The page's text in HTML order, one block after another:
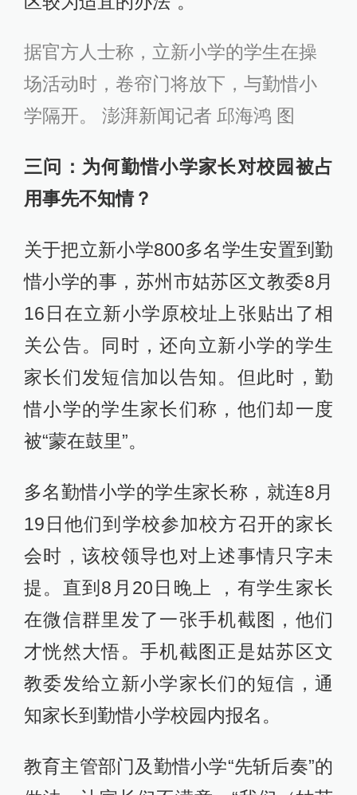
据官方人士称，立新小学的学生在操
场活动时，卷帘门将放下，与勤惜小
学隔开。 澎湃新闻记者 邱海鸿 图
三问：为何勤惜小学家长对校园被占
用事先不知情？
关于把立新小学800多名学生安置到勤
惜小学的事，苏州市姑苏区文教委8月
16日在立新小学原校址上张贴出了相
关公告。同时，还向立新小学的学生
家长们发短信加以告知。但此时，勤
惜小学的学生家长们称，他们却一度
被“蒙在鼓里”。
多名勤惜小学的学生家长称，就连8月
19日他们到学校参加校方召开的家长
会时，该校领导也对上述事情只字未
提。直到8月20日晚上 ，有学生家长
在微信群里发了一张手机截图，他们
才恍然大悟。手机截图正是姑苏区文
教委发给立新小学家长们的短信，通
知家长到勤惜小学校园内报名。
教育主管部门及勤惜小学“先斩后奏”的